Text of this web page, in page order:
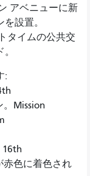
アベニューに新
設置。
タイムの公共交
:
。Mission
16th
赤色に着色され